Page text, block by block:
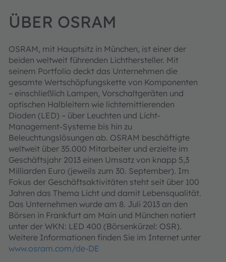
ÜBER OSRAM
OSRAM, mit Hauptsitz in München, ist einer der
beiden weltweit führenden Lichthersteller. Mit
seinem Portfolio deckt das Unternehmen die
gesamte Wertschöpfungskette von Komponenten
– einschließlich Lampen, Vorschaltgeräten und
optischen Halbleitern wie lichtemittierenden
Dioden (LED) – über Leuchten und Licht-
Management-Systeme bis hin zu
Beleuchtungslösungen ab. OSRAM beschäftigte
weltweit über 35.000 Mitarbeiter und erzielte im
Geschäftsjahr 2013 einen Umsatz von knapp 5,3
Milliarden Euro (jeweils zum 30. September). Im
Fokus der Geschäftsaktivitäten steht seit über 100
Jahren das Thema Licht und damit Lebensqualität.
Das Unternehmen wurde am 8. Juli 2013 an den
Börsen in Frankfurt am Main und München notiert
unter der WKN: LED 400 (Börsenkürzel: OSR).
Weitere Informationen finden Sie im Internet unter
www.osram.com/de-DE